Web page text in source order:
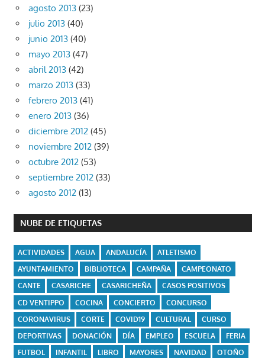
agosto 2013 (23)
julio 2013 (40)
junio 2013 (40)
mayo 2013 (47)
abril 2013 (42)
marzo 2013 (33)
febrero 2013 (41)
enero 2013 (36)
diciembre 2012 (45)
noviembre 2012 (39)
octubre 2012 (53)
septiembre 2012 (33)
agosto 2012 (13)
NUBE DE ETIQUETAS
ACTIVIDADES AGUA ANDALUCÍA
ATLETISMO
AYUNTAMIENTO
BIBLIOTECA CAMPAÑA
CAMPEONATO
CANTE
CASARICHE CASARICHEÑA
CASOS POSITIVOS
CD VENTIPPO
COCINA CONCIERTO
CONCURSO
CORONAVIRUS
CORTE COVID19 CULTURAL
CURSO
DEPORTIVAS
DONACIÓN DÍA EMPLEO ESCUELA
FERIA
FUTBOL
INFANTIL LIBRO MAYORES NAVIDAD
OTOÑO